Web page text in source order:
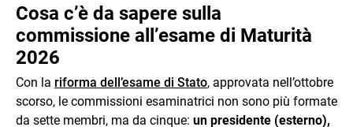
Cosa c’è da sapere sulla
commissione all’esame di Maturità
2026
Con la riforma dell’esame di Stato, approvata nell’ottobre
scorso, le commissioni esaminatrici non sono più formate
da sette membri, ma da cinque: un presidente (esterno),